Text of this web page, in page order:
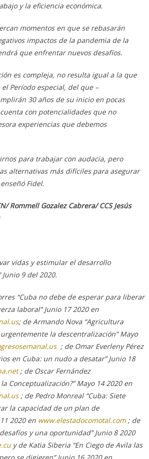
y la eficiencia económica.
momentos en que se rebasarán
impactos de la pandemia de la
que enfrentar nuevos desafíos.
es compleja, no resulta igual a la que
Período especial, del que –
30 años de su inicio en pocas
con potencialidades que no
experiencias que debemos
para trabajar con audacia, pero
alternativas más difíciles para asegurar
Fidel.
Rommell Gozalez Cabrera/ CCS Jesús
vidas y estimular el desarrollo
9 del 2020.
“Cuba no debe de esperar para liberar
laboral” Junio 17 2020 en
; de Armando Nova “Agricultura
la descentralización” Mayo
; de Omar Everleny Pérez
en Cuba: un nudo a desatar” Junio 18
; de Oscar Fernández
Conceptualización?” Mayo 14 2020 en
; de Pedro Monreal “Cuba: Siete
la capacidad de un plan de
2020 en www.elestadocomotal.com; de
y una oportunidad” Junio 8 2020
y de Katia Siberia “En Ciego de Avila las
se digieren” Junio 16 2020 en